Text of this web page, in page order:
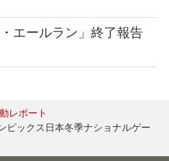
エールラン」終了報告
レポート
ピックス日本冬季ナショナルゲー